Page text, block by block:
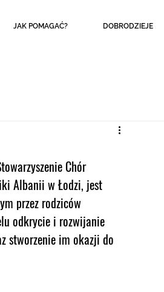
JAK POMAGAĆ? DOBRODZIEJE
Chór
Albanii w Łodzi, jest
przez rodziców
odkrycie i rozwijanie
stworzenie im okazji do